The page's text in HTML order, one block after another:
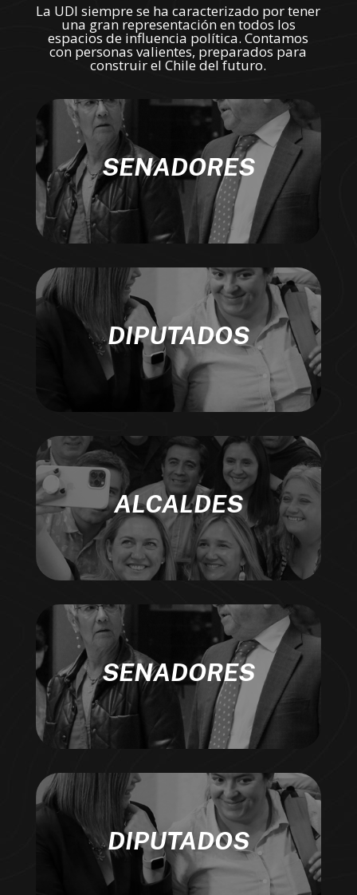
La UDI siempre se ha caracterizado por tener
una gran representación en todos los
espacios de influencia política. Contamos
con personas valientes, preparados para
construir el Chile del futuro.
SENADORES
DIPUTADOS
ALCALDES
SENADORES
DIPUTADOS